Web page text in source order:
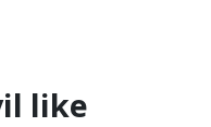
like